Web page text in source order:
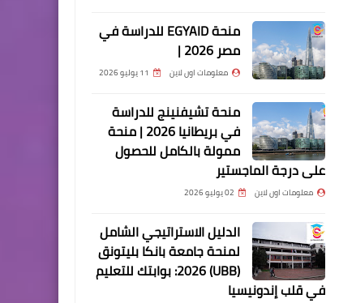
منحة EGYAID للدراسة في
مصر 2026 |
معلومات اون لاين 11 يوليو 2026
منحة تشيفنينج للدراسة
في بريطانيا 2026 | منحة
ممولة بالكامل للحصول
على درجة الماجستير
معلومات اون لاين 02 يوليو 2026
الدليل الاستراتيجي الشامل
لمنحة جامعة بانكا بليتونق
(UBB) 2026: بوابتك للتعليم
في قلب إندونيسيا